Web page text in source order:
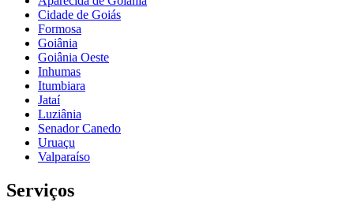
Cidade de Goiás
Formosa
Goiânia
Goiânia Oeste
Inhumas
Itumbiara
Jataí
Luziânia
Senador Canedo
Uruaçu
Valparaíso
Serviços